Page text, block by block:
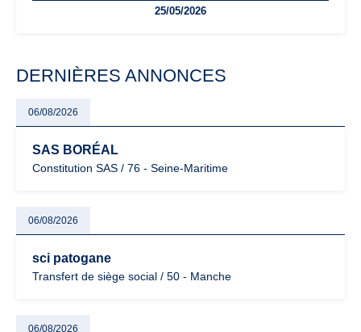
facturation ou risque de bascule vers la TVA : les règles
25/05/2026
DERNIÈRES ANNONCES
06/08/2026
SAS BORÉAL
Constitution SAS / 76 - Seine-Maritime
06/08/2026
sci patogane
Transfert de siège social / 50 - Manche
06/08/2026